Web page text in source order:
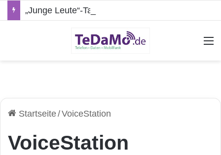
Startseite/VoiceStation
VoiceStation